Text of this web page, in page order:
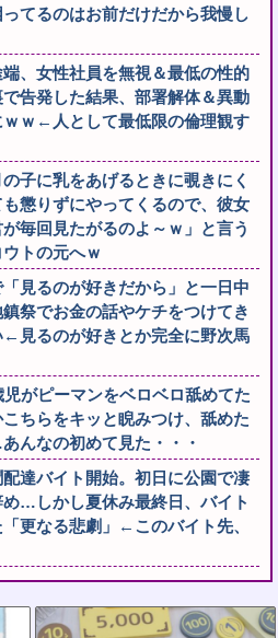
てるのはお前だけだから我慢し
、女性社員を無視＆最低の性的
告発した結果、部署解体＆異動
ｗ←人として最低限の倫理観す
子に乳をあげるときに覗きにく
懲りずにやってくるので、彼女
毎回見たがるのよ～ｗ」と言う
トの元へｗ
見るのが好きだから」と一日中
祭でお金の話やケチをつけてき
見るのが好きとか完全に野次馬
がピーマンをベロベロ舐めてた
ちらをキッと睨みつけ、舐めた
んなの初めて見た・・・
達バイト開始。初日に公園で凄
…しかし夏休み最終日、バイト
更なる悲劇」←このバイト先、